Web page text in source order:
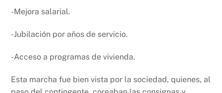
-Mejora salarial.
-Jubilación por años de servicio.
-Acceso a programas de vivienda.
Esta marcha fue bien vista por la sociedad, quienes, al